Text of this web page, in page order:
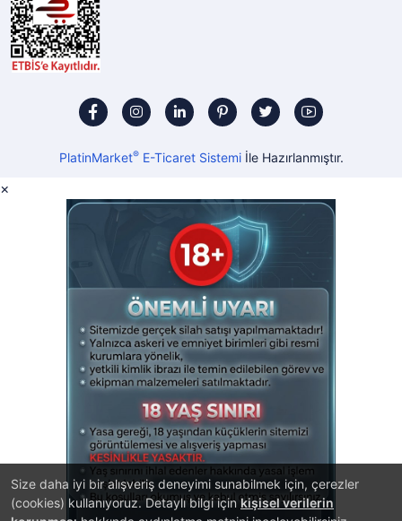
Size daha iyi bir alışveriş deneyimi sunabilmek için, çerezler
(cookies) kullanıyoruz. Detaylı bilgi için kişisel verilerin
PlatinMarket®E-Ticaret Sistemiİle Hazırlanmıştır.
×